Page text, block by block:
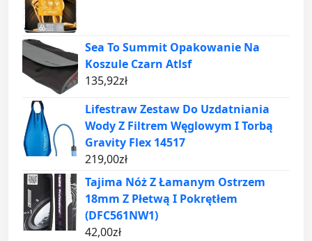
Sea To Summit Opakowanie Na
Koszule Czarn Atlsf
135,92zł
Lifestraw Zestaw Do Uzdatniania
Wody Z Filtrem Węglowym I Torbą
Gravity Flex 14517
219,00zł
Tajima Nóż Z Łamanym Ostrzem
18mm Z Płetwą I Pokrętłem
(DFC561NW1)
42,00zł